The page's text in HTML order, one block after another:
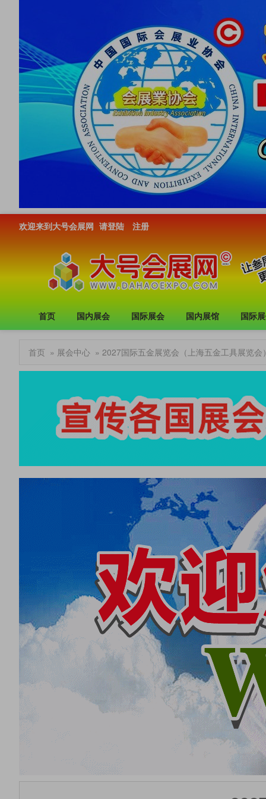
欢迎来到大号会展网 请登陆 注册
首页 国内展会 国际展会 国内展馆 国际
首页 » 展会中心 » 2027国际五金展览会（上海五金工具展览会